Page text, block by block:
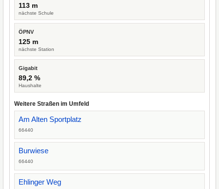
113 m
nächste Schule
ÖPNV
125 m
nächste Station
Gigabit
89,2 %
Haushalte
Weitere Straßen im Umfeld
Am Alten Sportplatz
66440
Burwiese
66440
Ehlinger Weg